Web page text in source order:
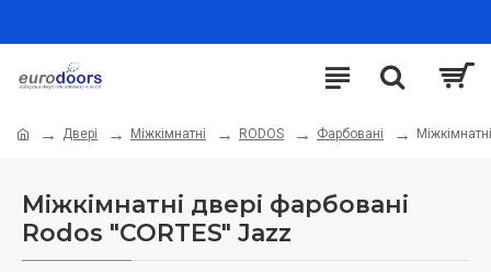
Двері Міжкімнатні RODOS Фарбовані
Міжкімнатні двері фарбовані
Rodos "CORTES" Jazz